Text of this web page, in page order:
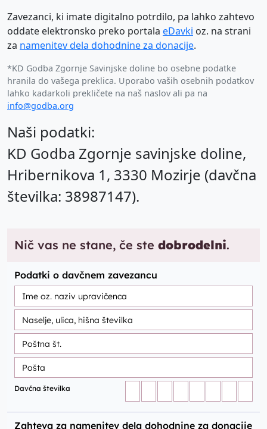
Zavezanci, ki imate digitalno potrdilo, pa lahko zahtevo
oddate elektronsko preko portala eDavki oz. na strani
za namenitev dela dohodnine za donacije.
*KD Godba Zgornje Savinjske doline bo osebne podatke
hranila do vašega preklica. Uporabo vaših osebnih podatkov
lahko kadarkoli prekličete na naš naslov ali pa na
info@godba.org
Naši podatki:
KD Godba Zgornje savinjske doline,
Hribernikova 1, 3330 Mozirje (davčna
številka: 38987147).